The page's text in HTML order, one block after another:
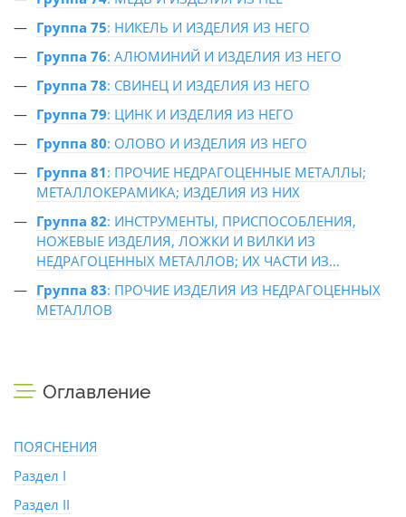
Группа 75: НИКЕЛЬ И ИЗДЕЛИЯ ИЗ НЕГО
Группа 76: АЛЮМИНИЙ И ИЗДЕЛИЯ ИЗ НЕГО
Группа 78: СВИНЕЦ И ИЗДЕЛИЯ ИЗ НЕГО
Группа 79: ЦИНК И ИЗДЕЛИЯ ИЗ НЕГО
Группа 80: ОЛОВО И ИЗДЕЛИЯ ИЗ НЕГО
Группа 81: ПРОЧИЕ НЕДРАГОЦЕННЫЕ МЕТАЛЛЫ;
МЕТАЛЛОКЕРАМИКА; ИЗДЕЛИЯ ИЗ НИХ
Группа 82: ИНСТРУМЕНТЫ, ПРИСПОСОБЛЕНИЯ,
НОЖЕВЫЕ ИЗДЕЛИЯ, ЛОЖКИ И ВИЛКИ ИЗ
НЕДРАГОЦЕННЫХ МЕТАЛЛОВ; ИХ ЧАСТИ ИЗ…
Группа 83: ПРОЧИЕ ИЗДЕЛИЯ ИЗ НЕДРАГОЦЕННЫХ
МЕТАЛЛОВ
Оглавление
ПОЯСНЕНИЯ
Раздел I
Раздел II